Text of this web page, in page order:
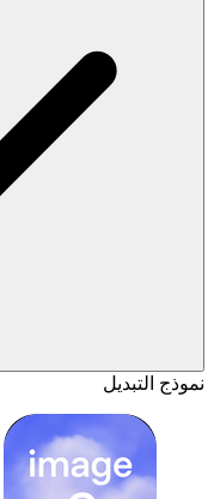
نموذج التبديل